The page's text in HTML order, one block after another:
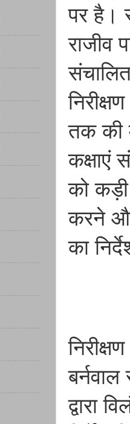
पर है।
राजीव
तक की
कक्षाएं
को
करने
का
द्वारा